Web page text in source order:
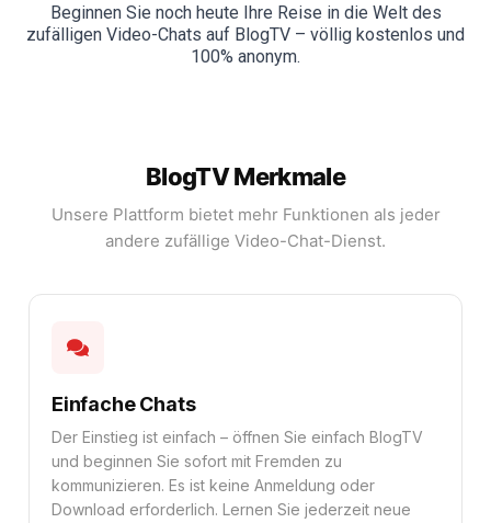
Beginnen Sie noch heute Ihre Reise in die Welt des
zufälligen Video-Chats auf BlogTV – völlig kostenlos und
100% anonym.
BlogTV Merkmale
Unsere Plattform bietet mehr Funktionen als jeder
andere zufällige Video-Chat-Dienst.
Einfache Chats
Der Einstieg ist einfach – öffnen Sie einfach BlogTV
und beginnen Sie sofort mit Fremden zu
kommunizieren. Es ist keine Anmeldung oder
Download erforderlich. Lernen Sie jederzeit neue